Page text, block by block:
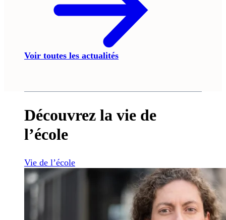
Voir toutes les actualités
Découvrez la vie de
l’école
Vie de l’école